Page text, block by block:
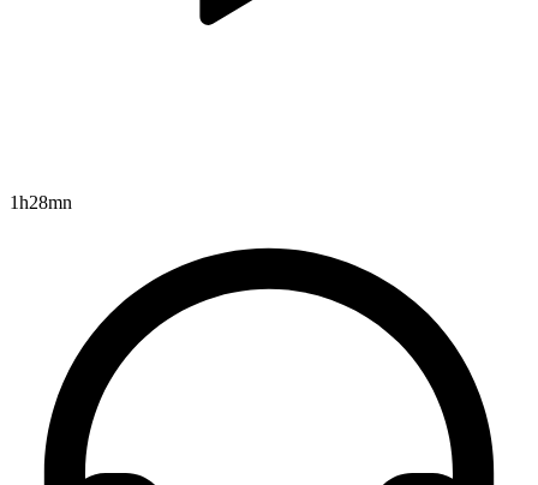
1h28mn